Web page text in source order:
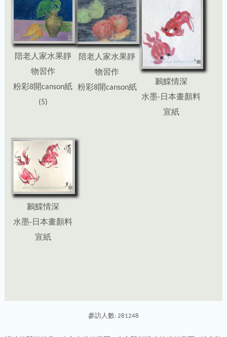
陪老人家水果靜
物習作
粉彩8開canson紙
(5)
陪老人家水果靜
物習作
粉彩8開canson紙
鶼鰈情深
水墨-日本畫顏料
宣紙
鶼鰈情深
水墨-日本畫顏料
宣紙
參訪人數: 281248